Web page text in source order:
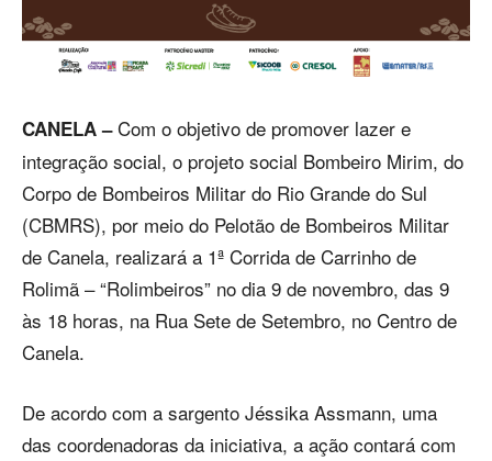
CANELA –Com o objetivo de promover lazer e
integração social, o projeto social Bombeiro Mirim, do
Corpo de Bombeiros Militar do Rio Grande do Sul
(CBMRS), por meio do Pelotão de Bombeiros Militar
de Canela, realizará a 1ª Corrida de Carrinho de
Rolimã – “Rolimbeiros” no dia 9 de novembro, das 9
às 18 horas, na Rua Sete de Setembro, no Centro de
Canela.
De acordo com a sargento Jéssika Assmann, uma
das coordenadoras da iniciativa, a ação contará com